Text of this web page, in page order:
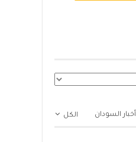
الكل أخبار السودان